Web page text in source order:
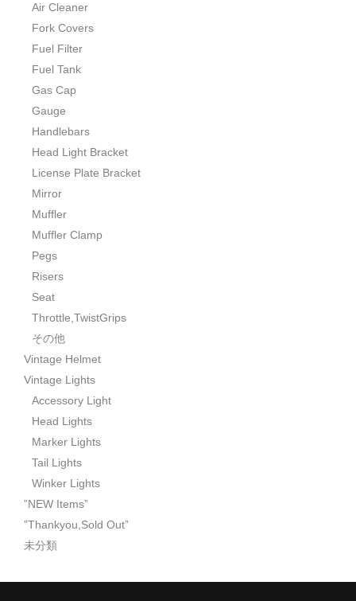
Air Cleaner
Fork Covers
Fuel Filter
Fuel Tank
Gas Cap
Gauge
Handlebars
Head Light Bracket
License Plate Bracket
Mirror
Muffler
Muffler Clamp
Pegs
Risers
Seat
Throttle,TwistGrips
その他
Vintage Helmet
Vintage Lights
Accessory Light
Head Lights
Marker Lights
Tail Lights
Winker Lights
”NEW Items”
”Thankyou,Sold Out”
未分類